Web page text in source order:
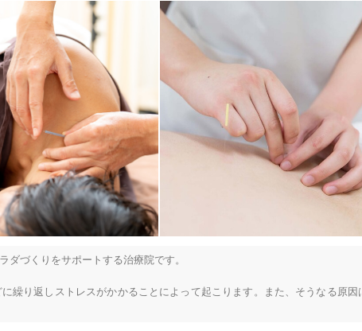
鎌倉市 変更する
めに開設されました。
るという革新的な取り組みにより、
信しております。
る。
す私たちの活動にご期待いただき、
ダづくりをサポートする治療院です。
繰り返しストレスがかかることによって起こります。また、そうなる原因